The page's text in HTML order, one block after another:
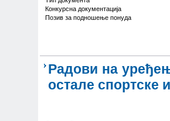
Конкурсна документација
Позив за подношење понуда
Радови на
остале спортске